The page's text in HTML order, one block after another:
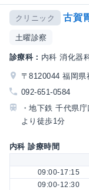
クリニック 古賀
土曜診察
診療科： 内科 消化器
〒8120044 福岡県
092-651-0584
・地下鉄 千代県
より徒歩1分
内科 診療時間
09:00-17:15
09:00-12:30